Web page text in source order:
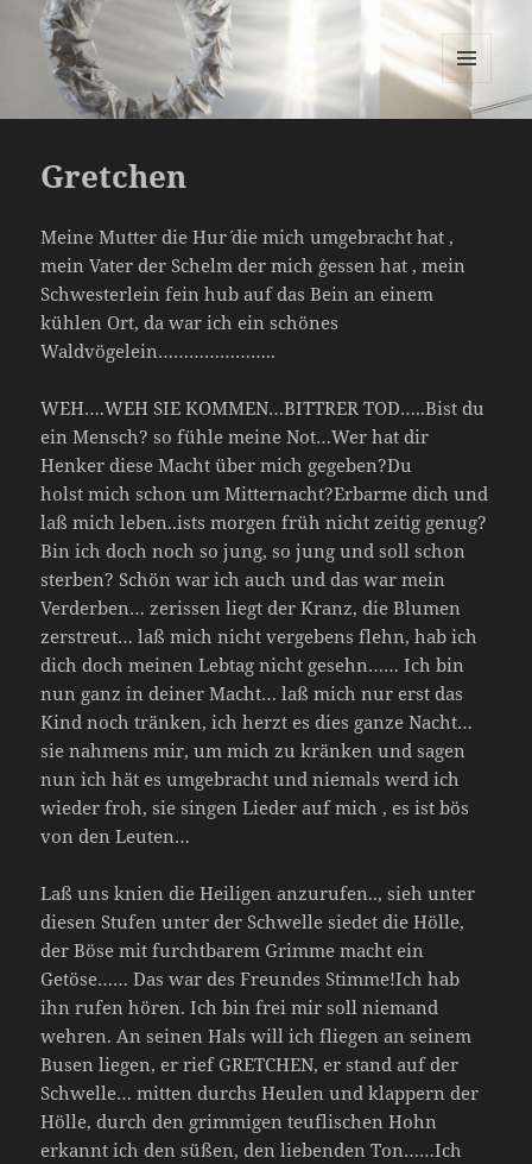
Maria Neumann
MENÜ
UND
Gretchen
Meine Mutter die Hur´ die mich umgebracht hat ,
mein Vater der Schelm der mich ´gessen hat , mein
Schwesterlein fein hub auf das Bein an einem
kühlen Ort, da war ich ein schönes
Waldvögelein…………………..
WEH….WEH SIE KOMMEN…BITTRER TOD…..Bist du
ein Mensch? so fühle meine Not…Wer hat dir
Henker diese Macht über mich gegeben?Du
holst mich schon um Mitternacht?Erbarme dich und
laß mich leben..ists morgen früh nicht zeitig genug?
Bin ich doch noch so jung, so jung und soll schon
sterben? Schön war ich auch und das war mein
Verderben… zerissen liegt der Kranz, die Blumen
zerstreut… laß mich nicht vergebens flehn, hab ich
dich doch meinen Lebtag nicht gesehn…… Ich bin
nun ganz in deiner Macht… laß mich nur erst das
Kind noch tränken, ich herzt es dies ganze Nacht…
sie nahmens mir, um mich zu kränken und sagen
nun ich hät es umgebracht und niemals werd ich
wieder froh, sie singen Lieder auf mich , es ist bös
von den Leuten…
Laß uns knien die Heiligen anzurufen.., sieh unter
diesen Stufen unter der Schwelle siedet die Hölle,
der Böse mit furchtbarem Grimme macht ein
Getöse…… Das war des Freundes Stimme!Ich hab
ihn rufen hören. Ich bin frei mir soll niemand
wehren. An seinen Hals will ich fliegen an seinem
Busen liegen, er rief GRETCHEN, er stand auf der
Schwelle… mitten durchs Heulen und klappern der
Hölle, durch den grimmigen teuflischen Hohn
erkannt ich den süßen, den liebenden Ton……Ich